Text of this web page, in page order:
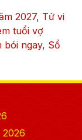
2027, Tử vi
tuổi vợ
bói ngay, Sổ
2026